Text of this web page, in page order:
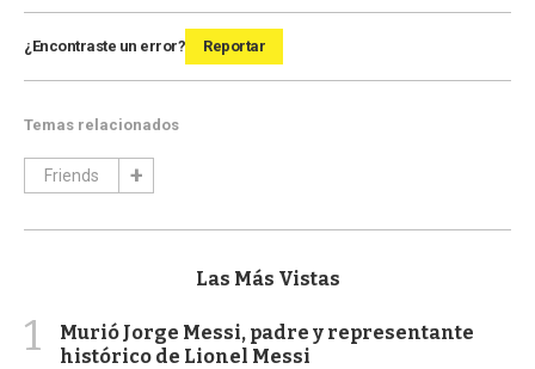
¿Encontraste un error? Reportar
Temas relacionados
Friends
Las Más Vistas
1
Murió Jorge Messi, padre y representante
histórico de Lionel Messi